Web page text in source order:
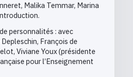
Malika Temmar, Marina
personnalités : avec
François de
Viviane Youx (présidente
pour l’Enseignement